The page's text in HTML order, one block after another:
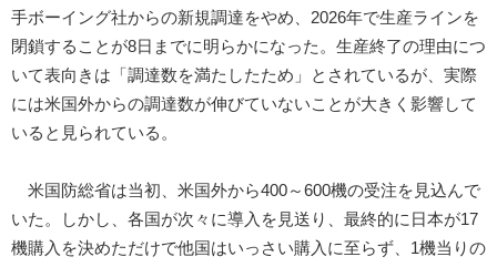
手ボーイング社からの新規調達をやめ、2026年で生産ラインを
閉鎖することが8日までに明らかになった。生産終了の理由につ
いて表向きは「調達数を満たしたため」とされているが、実際
には米国外からの調達数が伸びていないことが大きく影響して
いると見られている。
米国防総省は当初、米国外から400～600機の受注を見込んで
いた。しかし、各国が次々に導入を見送り、最終的に日本が17
機購入を決めただけで他国はいっさい購入に至らず、1機当りの